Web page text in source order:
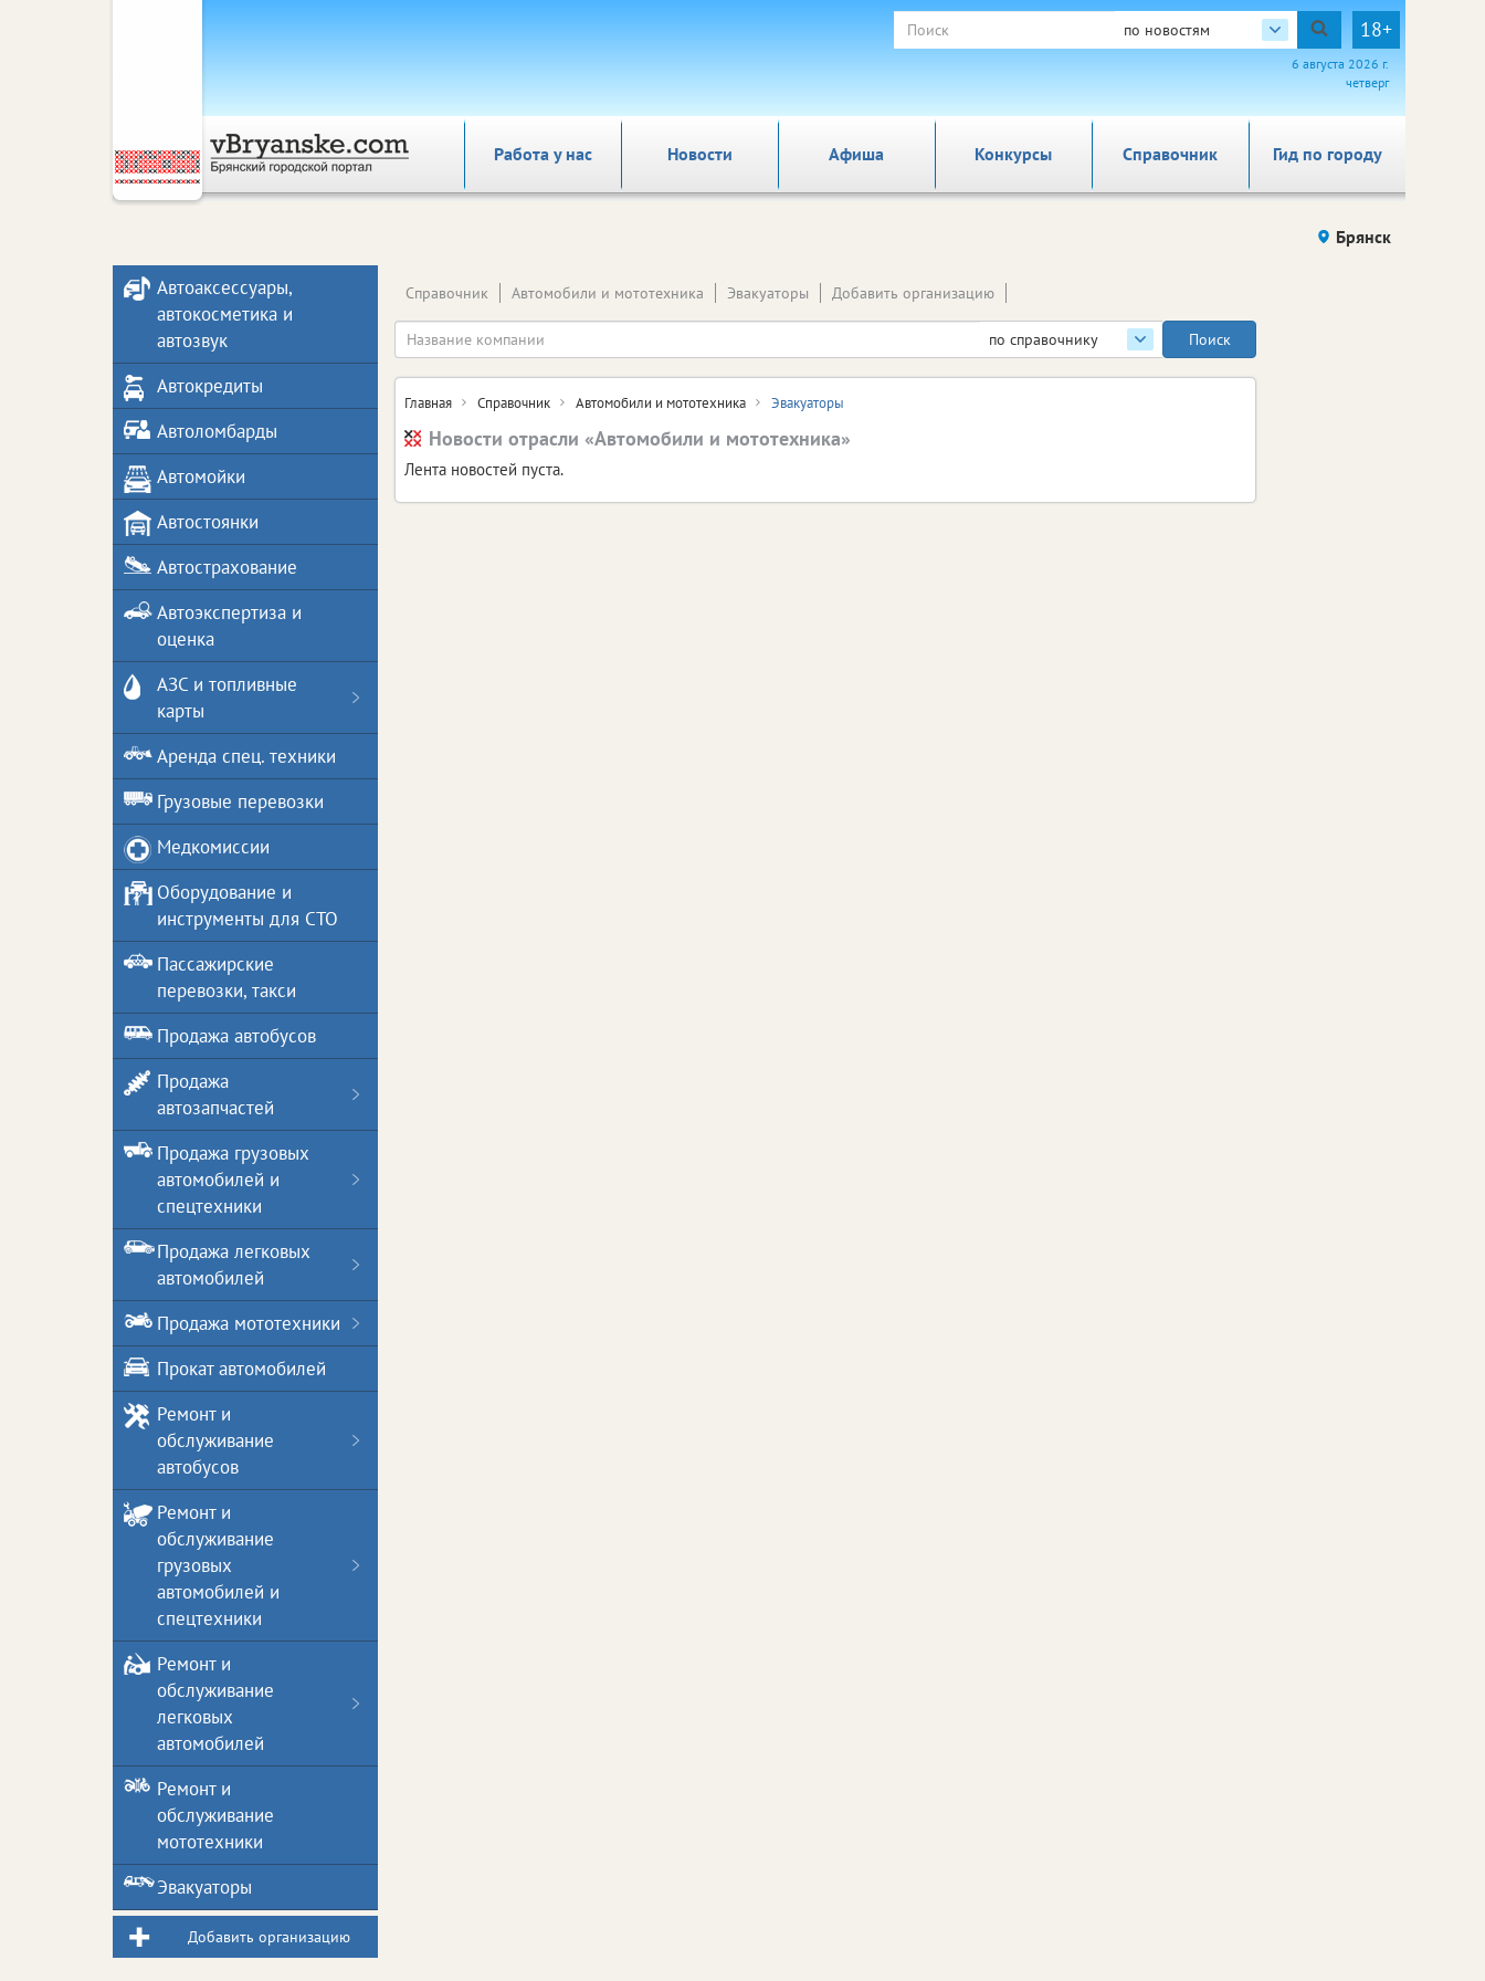
по новостям 18+
6 августа 2026 г.
четверг
Работа у нас Новости Афиша Справочник Гид по городу
Конкурсы
Брянск
по справочнику
Справочник Автомобили и мототехника Эвакуаторы Добавить организацию
Главная Справочник Автомобили и мототехника Эвакуаторы
Новости отрасли «Автомобили и мототехника»
Лента новостей пуста.
Автоаксессуары,
автокосметика и
автозвук
Автокредиты
Автоломбарды
Автомойки
Автостоянки
Автострахование
Автоэкспертиза и
оценка
АЗС и топливные
карты
Аренда спец. техники
Грузовые перевозки
Медкомиссии
Оборудование и
инструменты для СТО
Пассажирские
перевозки, такси
Продажа автобусов
Продажа
автозапчастей
Продажа грузовых
автомобилей и
спецтехники
Продажа легковых
автомобилей
Продажа мототехники
Прокат автомобилей
Ремонт и
обслуживание
автобусов
Ремонт и
обслуживание
грузовых
автомобилей и
спецтехники
Ремонт и
обслуживание
легковых
автомобилей
Ремонт и
обслуживание
мототехники
Эвакуаторы
Добавить организацию